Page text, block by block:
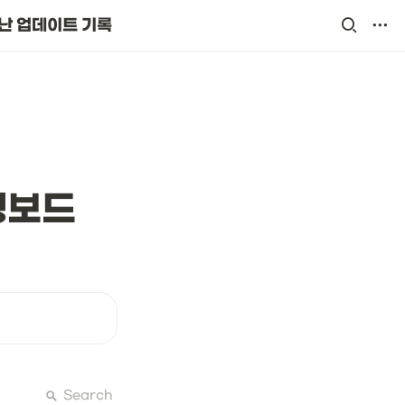
업데이트 기록
드
Search